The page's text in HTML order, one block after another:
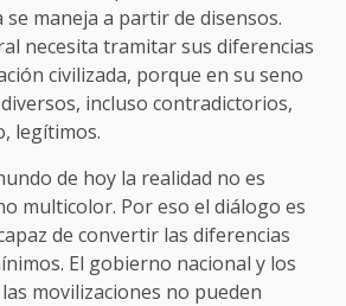
se maneja a partir de disensos.
necesita tramitar sus diferencias
civilizada, porque en su seno
incluso contradictorios,
legítimos.
de hoy la realidad no es
multicolor. Por eso el diálogo es
de convertir las diferencias
El gobierno nacional y los
movilizaciones no pueden